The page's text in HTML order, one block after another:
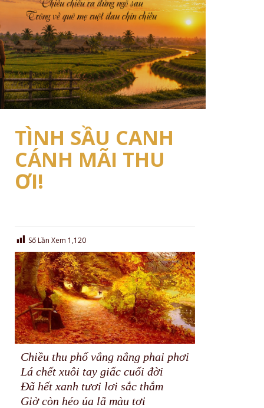
TÌNH SẦU CANH
CÁNH MÃI THU
ƠI!
Số Lần Xem 1,120
Chiều thu phố vắng nắng phai phơi
Lá chết xuôi tay giấc cuối đời
Đã hết xanh tươi lơi sắc thắm
Giờ còn héo úa lã màu tơi